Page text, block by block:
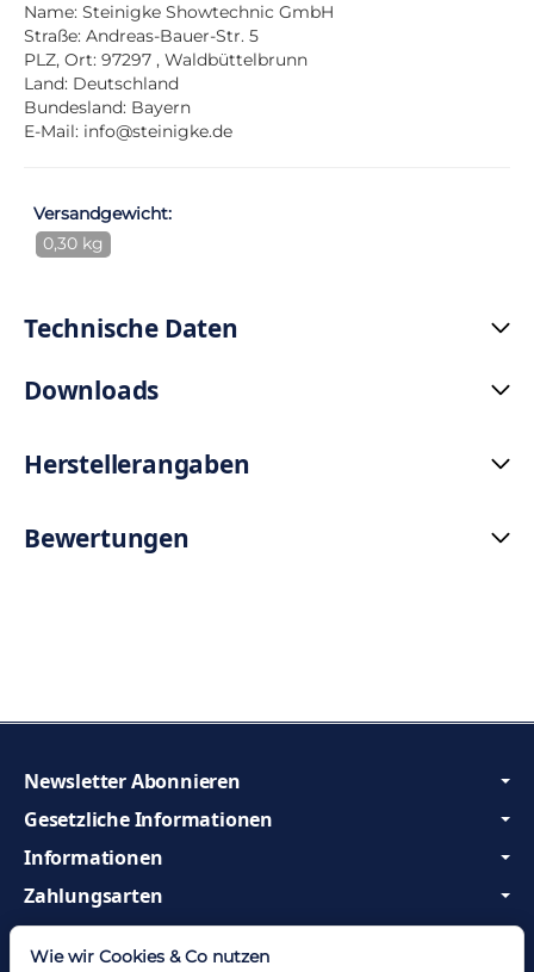
Name: Steinigke Showtechnic GmbH
Straße: Andreas-Bauer-Str. 5
PLZ, Ort: 97297 , Waldbüttelbrunn
Land: Deutschland
Bundesland: Bayern
E-Mail: info@steinigke.de
Versandgewicht:
0,30 kg
Technische Daten
Downloads
Herstellerangaben
Bewertungen
Gesetzliche Informationen
Informationen
Zahlungsarten
Wir sind Profis und beraten Sie gerne!
Newsletter Abonnieren
Wie wir Cookies & Co nutzen